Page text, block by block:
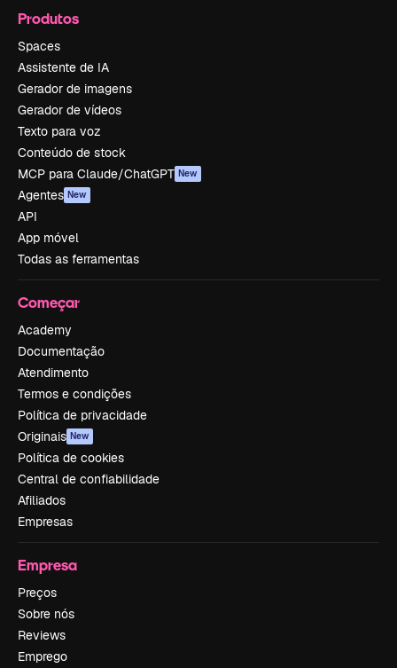
Produtos
Spaces
Assistente de IA
Gerador de imagens
Gerador de vídeos
Texto para voz
Conteúdo de stock
MCP para Claude/ChatGPT New
Agentes New
API
App móvel
Todas as ferramentas
Começar
Academy
Documentação
Atendimento
Termos e condições
Política de privacidade
Originais New
Política de cookies
Central de confiabilidade
Afiliados
Empresas
Empresa
Preços
Sobre nós
Reviews
Emprego